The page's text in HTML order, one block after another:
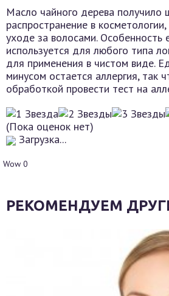
Масло чайного дерева получило
распространение в
уходе за волосами. Особенность
используется для любого типа
для применения в чистом виде.
минусом остается аллергия, так
обработкой провести тест на
(Пока оценок нет)
Загрузка...
Wow 0
РЕКОМЕНДУЕМ